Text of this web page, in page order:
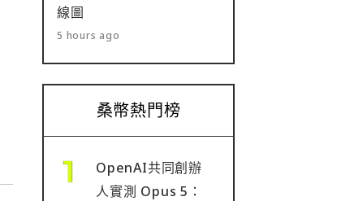
線圖
5 hours ago
桑幣熱門榜
OpenAI共同創辦
人實測 Opus 5：